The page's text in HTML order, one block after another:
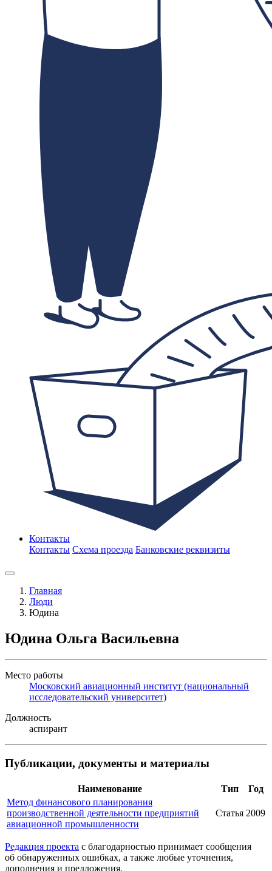
Контакты
Контакты Схема проезда Банковские реквизиты
Главная
Люди
Юдина
Юдина Ольга Васильевна
Место работы
Московский авиационный институт (национальный
исследовательский университет)
Должность
аспирант
Публикации, документы и материалы
Наименование Тип
Год
Метод финансового планирования
производственной деятельности предприятий
авиационной промышленности
Статья 2009
Редакция проекта с благодарностью принимает сообщения
об обнаруженных ошибках, а также любые уточнения,
дополнения и предложения.